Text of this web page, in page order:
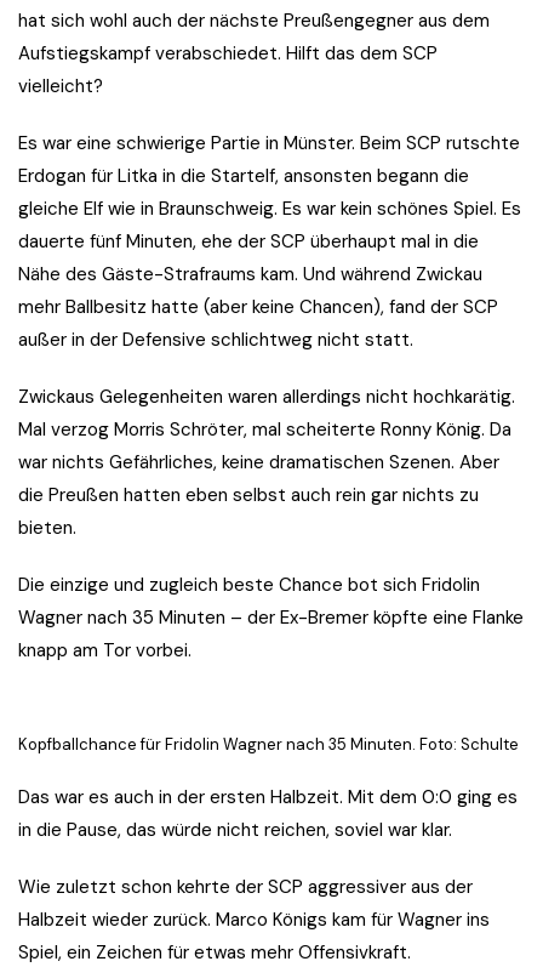
hat sich wohl auch der nächste Preußengegner aus dem
Aufstiegskampf verabschiedet. Hilft das dem SCP
vielleicht?
Es war eine schwierige Partie in Münster. Beim SCP rutschte
Erdogan für Litka in die Startelf, ansonsten begann die
gleiche Elf wie in Braunschweig. Es war kein schönes Spiel. Es
dauerte fünf Minuten, ehe der SCP überhaupt mal in die
Nähe des Gäste-Strafraums kam. Und während Zwickau
mehr Ballbesitz hatte (aber keine Chancen), fand der SCP
außer in der Defensive schlichtweg nicht statt.
Zwickaus Gelegenheiten waren allerdings nicht hochkarätig.
Mal verzog Morris Schröter, mal scheiterte Ronny König. Da
war nichts Gefährliches, keine dramatischen Szenen. Aber
die Preußen hatten eben selbst auch rein gar nichts zu
bieten.
Die einzige und zugleich beste Chance bot sich Fridolin
Wagner nach 35 Minuten – der Ex-Bremer köpfte eine Flanke
knapp am Tor vorbei.
Kopfballchance für Fridolin Wagner nach 35 Minuten. Foto: Schulte
Das war es auch in der ersten Halbzeit. Mit dem 0:0 ging es
in die Pause, das würde nicht reichen, soviel war klar.
Wie zuletzt schon kehrte der SCP aggressiver aus der
Halbzeit wieder zurück. Marco Königs kam für Wagner ins
Spiel, ein Zeichen für etwas mehr Offensivkraft.